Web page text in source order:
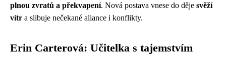
plnou zvratů a překvapení. Nová postava vnese do děje svěží
vítr a slibuje nečekané aliance i konflikty.
Erin Carterová: Učitelka s tajemstvím